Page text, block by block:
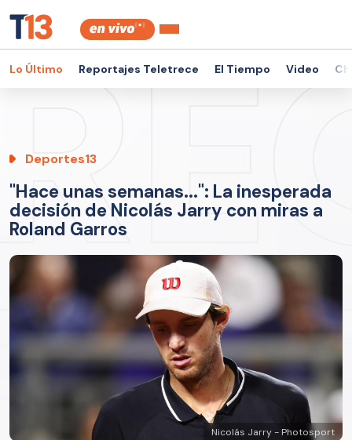
Lo Último Reportajes Teletrece El Tiempo Video
Deportes13
"Hace unas semanas...": La inesperada
decisión de Nicolás Jarry con miras a
Roland Garros
Nicolás Jarry - Photosport